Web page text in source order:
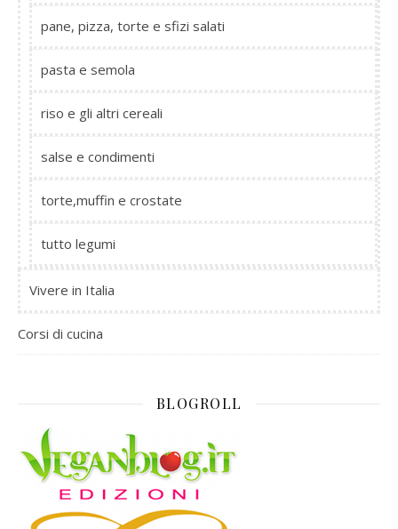
pane, pizza, torte e sfizi salati
pasta e semola
riso e gli altri cereali
salse e condimenti
torte,muffin e crostate
tutto legumi
Vivere in Italia
Corsi di cucina
BLOGROLL